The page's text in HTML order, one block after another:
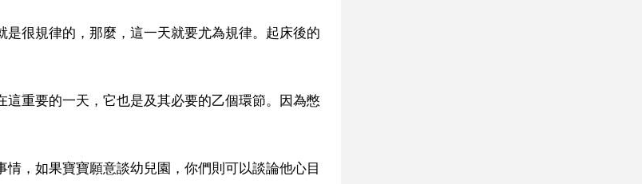
很規律的，那麼，這一天就要尤為規律。起床後的
重要的一天，它也是及其必要的乙個環節。因為憋
，如果寶寶願意談幼兒園，你們則可以談論他心目